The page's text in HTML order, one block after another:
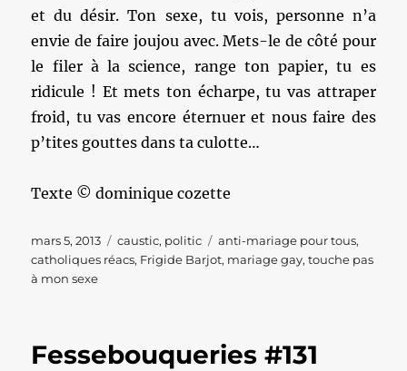
et du désir. Ton sexe, tu vois, personne n’a
envie de faire joujou avec. Mets-le de côté pour
le filer à la science, range ton papier, tu es
ridicule ! Et mets ton écharpe, tu vas attraper
froid, tu vas encore éternuer et nous faire des
p’tites gouttes dans ta culotte…
Texte © dominique cozette
Publié
le
mars 5, 2013 Catégories
caustic, politic Étiquettes
anti-mariage pour tous,
catholiques réacs, Frigide Barjot, mariage gay,touche pas
à mon sexe
Fessebouqueries #131